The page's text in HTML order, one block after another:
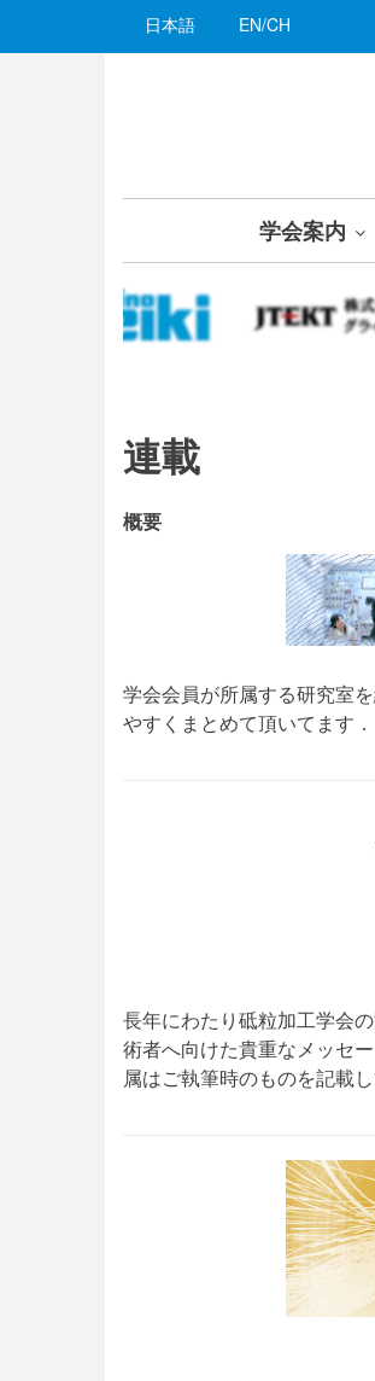
日本語 EN/CH
学会案内
連載
連
概要
学会会員が所属する研究室
やすくまとめて頂いてます．
長年にわたり砥粒加工学会
術者へ向けた貴重なメッセ
属はご執筆時のものを記載